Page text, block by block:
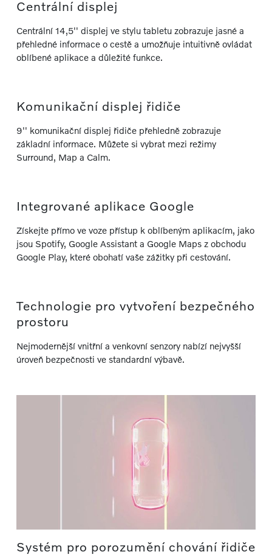
Centrální displej
Centrální 14,5'' displej ve stylu tabletu zobrazuje jasné a
přehledné informace o cestě a umožňuje intuitivně ovládat
oblíbené aplikace a důležité funkce.
Komunikační displej řidiče
9'' komunikační displej řidiče přehledně zobrazuje
základní informace. Můžete si vybrat mezi režimy
Surround, Map a Calm.
Integrované aplikace Google
Získejte přímo ve voze přístup k oblíbeným aplikacím, jako
jsou Spotify, Google Assistant a Google Maps z obchodu
Google Play, které obohatí vaše zážitky při cestování.
Technologie pro vytvoření bezpečného
prostoru
Nejmodernější vnitřní a venkovní senzory nabízí nejvyšší
úroveň bezpečnosti ve standardní výbavě.
Systém pro porozumění chování řidiče